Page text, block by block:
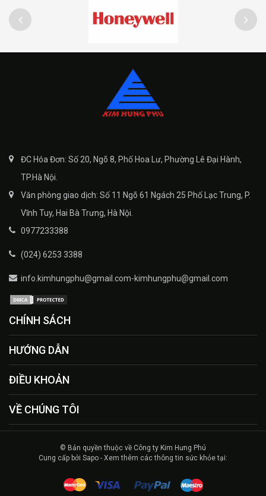
ĐC Hóa Đơn: Số 20, Ngõ 8, Phố Hoa Lư, Phường Lê Đại Hành,
TP.Hà Nội.
Văn phòng giao dịch: Số 11 Ngõ 61 Ngách 25 Phố Lạc Trung, P.
Vĩnh Tuy, Hai Bà Trưng, Hà Nội.
0977233388
(024) 6253 3388
info.kimhungphu@gmail.com-kimhungphu@gmail.com
CHÍNH SÁCH
HƯỚNG DẪN
ĐIỀU KHOẢN
VỀ CHÚNG TÔI
© Bản quyền thuộc về Công ty Kim Hưng Phú
Cung cấp bởi Sapo - Xem thêm các thông tin sức khỏe tại: